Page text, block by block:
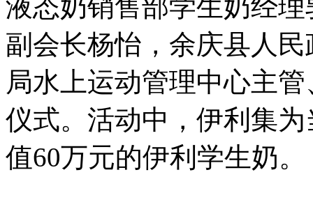
液态奶销售部学生奶经
副会长杨怡，余庆县人
局水上运动管理中心主
仪式。活动中，伊利集
值60万元的伊利学生奶。